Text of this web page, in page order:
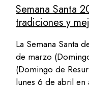
Semana Santa
tradiciones y
La Semana Santa
de marzo
(Domingo de
lunes 6 de abril en